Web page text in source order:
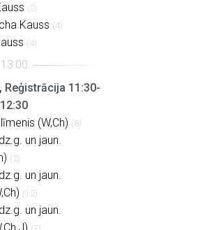
(3)
Kauss (4)
(4)
Reģistrācija 11:30-
12:30
(W,Ch) (8)
un jaun.
(2)
un jaun.
(12)
un jaun.